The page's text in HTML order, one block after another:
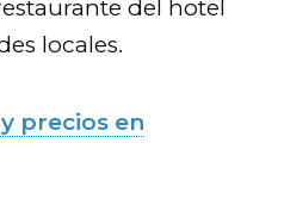
del hotel
locales.
precios en